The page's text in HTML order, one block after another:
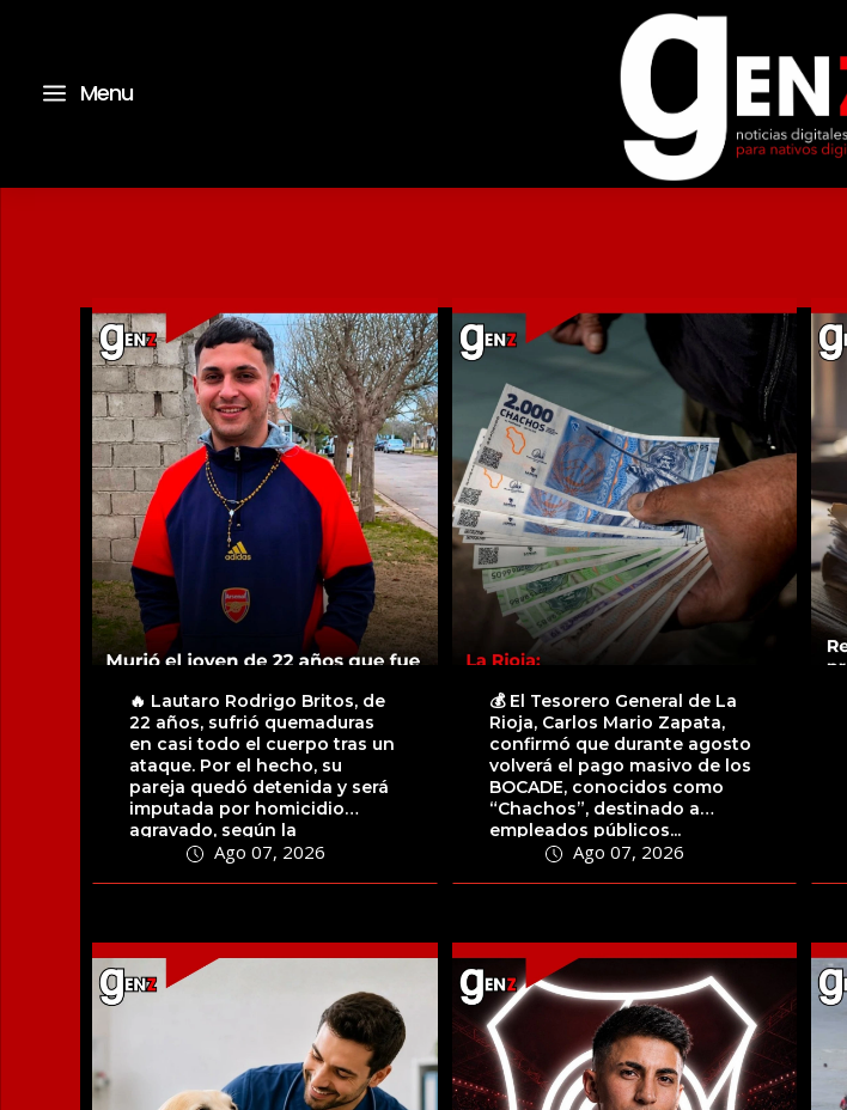
a Menu
🔥 Lautaro Rodrigo Britos, de
22 años, sufrió quemaduras
en casi todo el cuerpo tras un
ataque. Por el hecho, su
pareja quedó detenida y será
imputada por homicidio
agravado, según la
información...Ago 07, 2026
💰 El Tesorero General de La
Rioja, Carlos Mario Zapata,
confirmó que durante agosto
volverá el pago masivo de los
BOCADE, conocidos como
“Chachos”, destinado a
empleados públicos...
Ago 07, 2026